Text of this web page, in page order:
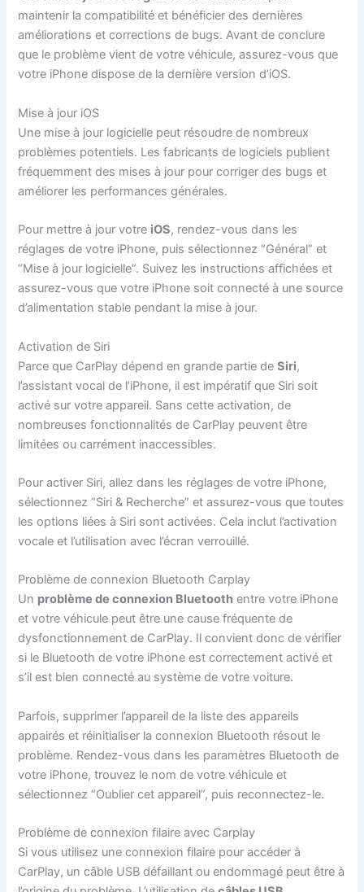
maintenir la compatibilité et bénéficier des dernières
améliorations et corrections de bugs. Avant de conclure
que le problème vient de votre véhicule, assurez-vous que
votre iPhone dispose de la dernière version d’iOS.
Mise à jour iOS
Une mise à jour logicielle peut résoudre de nombreux
problèmes potentiels. Les fabricants de logiciels publient
fréquemment des mises à jour pour corriger des bugs et
améliorer les performances générales.
Pour mettre à jour votre iOS, rendez-vous dans les
réglages de votre iPhone, puis sélectionnez “Général” et
“Mise à jour logicielle”. Suivez les instructions affichées et
assurez-vous que votre iPhone soit connecté à une source
d’alimentation stable pendant la mise à jour.
Activation de Siri
Parce que CarPlay dépend en grande partie deSiri,
l’assistant vocal de l’iPhone, il est impératif que Siri soit
activé sur votre appareil. Sans cette activation, de
nombreuses fonctionnalités de CarPlay peuvent être
limitées ou carrément inaccessibles.
Pour activer Siri, allez dans les réglages de votre iPhone,
sélectionnez “Siri & Recherche” et assurez-vous que toutes
les options liées à Siri sont activées. Cela inclut l’activation
vocale et l’utilisation avec l’écran verrouillé.
Problème de connexion Bluetooth Carplay
Un problème de connexion Bluetooth entre votre iPhone
et votre véhicule peut être une cause fréquente de
dysfonctionnement de CarPlay. Il convient donc de vérifier
si le Bluetooth de votre iPhone est correctement activé et
s’il est bien connecté au système de votre voiture.
Parfois, supprimer l’appareil de la liste des appareils
appairés et réinitialiser la connexion Bluetooth résout le
problème. Rendez-vous dans les paramètres Bluetooth de
votre iPhone, trouvez le nom de votre véhicule et
sélectionnez “Oublier cet appareil”, puis reconnectez-le.
Problème de connexion filaire avec Carplay
Si vous utilisez une connexion filaire pour accéder à
CarPlay, un câble USB défaillant ou endommagé peut être à